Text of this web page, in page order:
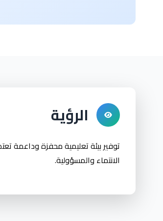
الرؤية
توفير بيئة تعليمية محفزة وداعمة
الانتماء والمسؤولية.